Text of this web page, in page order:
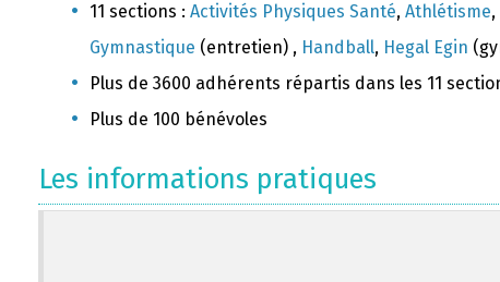
11 sections : Activités Physiques Santé, Athlétisme,
Gymnastique (entretien) , Handball, Hegal Egin
Plus de 3600 adhérents répartis dans les 11
Plus de 100 bénévoles
Les informations pratiques